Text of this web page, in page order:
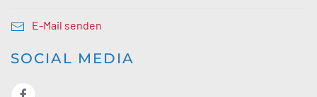
E-Mail senden
SOCIAL MEDIA